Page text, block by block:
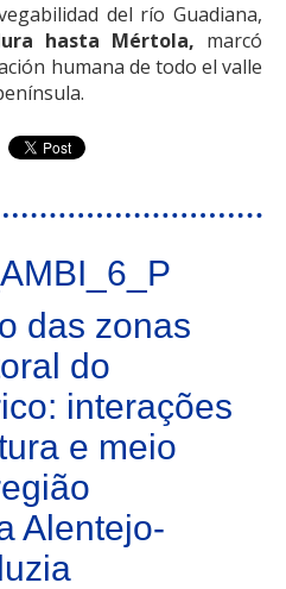
del río Guadiana,
hasta Mértola, marcó
humana de todo el valle
Natural Navegable
das zonas
do
interações
e meio
Alentejo-